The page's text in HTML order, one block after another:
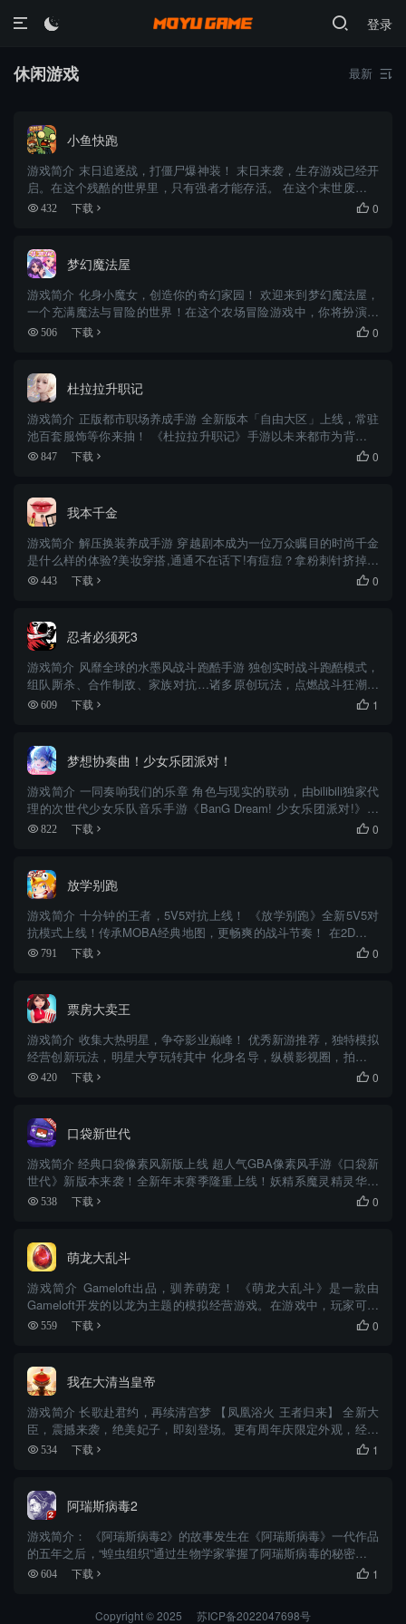
登录

休闲游戏 最新 
小鱼快跑
游戏简介 末日追逐战，打僵尸爆神装！ 末日来袭，生存游戏已经开
启。在这个残酷的世界里，只有强者才能存活。 在这个末世废土，
丧尸的威胁无处不在。你化身机智小鱼，制作工具和武器来保护自
432 下载  0
梦幻魔法屋
游戏简介 化身小魔女，创造你的奇幻家园！ 欢迎来到梦幻魔法屋，
一个充满魔法与冒险的世界！在这个农场冒险游戏中，你将扮演小
女巫露比，通过魔法的力量，来实现你的创意，打造一个美丽而温
506 下载  0
杜拉拉升职记
游戏简介 正版都市职场养成手游 全新版本「自由大区」上线，常驻
池百套服饰等你来抽！ 《杜拉拉升职记》手游以未来都市为背景，
你将成为一个刚进入世界500强企业的职场萌新，踏入人生新阶段既
847 下载  0
我本千金
游戏简介 解压换装养成手游 穿越剧本成为一位万众瞩目的时尚千金
是什么样的体验?美妆穿搭,通通不在话下!有痘痘？拿粉刺针挤掉！
有黑头？拿用镊子连根拔起！皮肤平平整整的粉底液超级服帖！完
443 下载  0
忍者必须死3
游戏简介 风靡全球的水墨风战斗跑酷手游 独创实时战斗跑酷模式，
组队厮杀、合作制敌、家族对抗…诸多原创玩法，点燃战斗狂潮。
多样化游戏体验，对战BOSS、空中决斗、限时逃脱、切水果…每一
609 下载  1
梦想协奏曲！少女乐团派对！
游戏简介 一同奏响我们的乐章 角色与现实的联动，由bilibili独家代
理的次世代少女乐队音乐手游《BanG Dream! 少女乐团派对!》登
场！ 玩家们在游戏中将扮演LIVEHOUSE的一名工作人员，为了完
822 下载  0
放学别跑
游戏简介 十分钟的王者，5V5对抗上线！ 《放学别跑》全新5V5对
抗模式上线！传承MOBA经典地图，更畅爽的战斗节奏！ 在2D的卡
通世界操纵一群英雄，利用风骚的走位、精准的技能施放，来迎取
791 下载  0
票房大卖王
游戏简介 收集大热明星，争夺影业巅峰！ 优秀新游推荐，独特模拟
经营创新玩法，明星大亨玩转其中 化身名导，纵横影视圈，拍属于
你的大卖电影 ！ 这是一个逆袭的故事，可在游戏中收集数百位当红
420 下载  0
口袋新世代
游戏简介 经典口袋像素风新版上线 超人气GBA像素风手游《口袋新
世代》新版本来袭！全新年末赛季隆重上线！妖精系魔灵精灵华丽
登场！同步更新专属特性，刷新最强战力！更有超棒活动同步缤纷
538 下载  0
萌龙大乱斗
游戏简介 Gameloft出品，驯养萌宠！ 《萌龙大乱斗》是一款由
Gameloft开发的以龙为主题的模拟经营游戏。在游戏中，玩家可以
按照自己的心意育成各具个性的龙，并与它们一起踏上冒险之旅。
559 下载  0
我在大清当皇帝
游戏简介 长歌赴君约，再续清宫梦 【凤凰浴火 王者归来】 全新大
臣，震撼来袭，绝美妃子，即刻登场。更有周年庆限定外观，经典
皮肤返场，超多惊喜等着你。 【身临其境 帝王养成】 沉浸式体验
534 下载  1
阿瑞斯病毒2
游戏简介： 《阿瑞斯病毒2》的故事发生在《阿瑞斯病毒》一代作品
的五年之后，“蝗虫组织”通过生物学家掌握了阿瑞斯病毒的秘密，并
凭病毒所带来的强大武力，对幸存者进行残酪压榨与掠夺。主角尼
604 下载  1
Copyright © 2025 苏ICP备2022047698号